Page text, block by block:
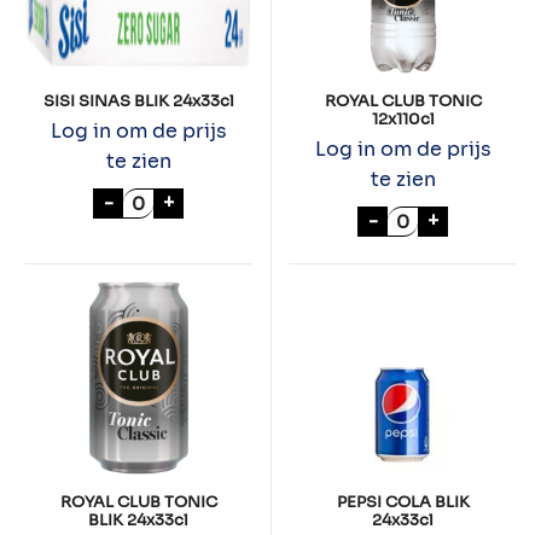
SISI SINAS BLIK 24x33cl
Log in om de prijs
te zien
- SISI SINAS BLIK 24x33cl aantal
+
ROYAL CLUB TONIC
12x110cl
Log in om de prijs
te zien
- ROYAL CLUB
+
ROYAL CLUB TONIC
BLIK 24x33cl
PEPSI COLA BLIK
24x33cl